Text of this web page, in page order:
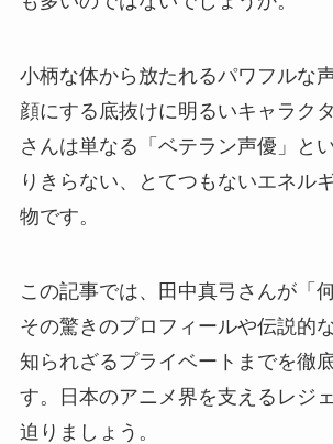
小柄な体から放たれるパワフルな
顔にする底抜けに明るいキャラク
さんは単なる「ベテラン声優」と
りきらない、とてつもないエネル
物です。
この記事では、田中真弓さんが「
その驚きのプロフィールや伝説的
知られざるプライベートまでを徹
す。日本のアニメ界を支えるレジ
迫りましょう。